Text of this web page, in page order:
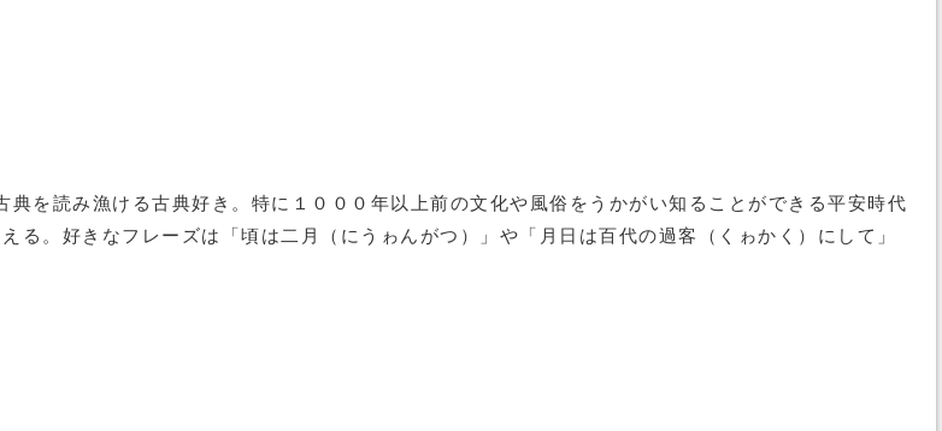
を読み漁ける古典好き。特に１０００年以上前の文化や風俗をうかがい知ることができる平安時代
。好きなフレーズは「頃は二月（にうゎんがつ）」や「月日は百代の過客（くゎかく）にして」